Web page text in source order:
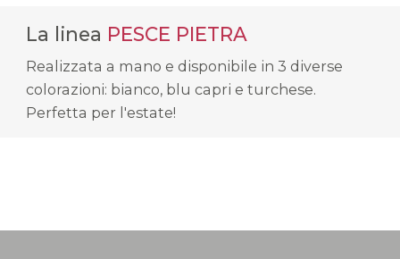
La linea PESCE PIETRA
Realizzata a mano e disponibile in 3 diverse
colorazioni: bianco, blu capri e turchese.
Perfetta per l'estate!